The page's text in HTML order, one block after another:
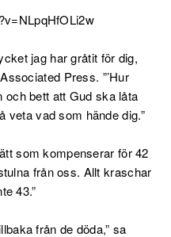
jag har gråtit för dig,
Press. ”’Hur
och bett att Gud ska låta
veta vad som hände dig.”
som kompenserar för 42
från oss. Allt kraschar
43.”
från de döda,” sa